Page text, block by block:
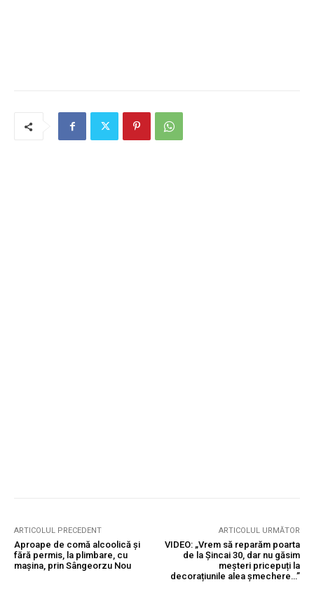
ARTICOLUL PRECEDENT
Aproape de comă alcoolică și
fără permis, la plimbare, cu
mașina, prin Sângeorzu Nou
ARTICOLUL URMĂTOR
VIDEO: „Vrem să reparăm poarta
de la Șincai 30, dar nu găsim
meșteri pricepuți la
decorațiunile alea șmechere…”